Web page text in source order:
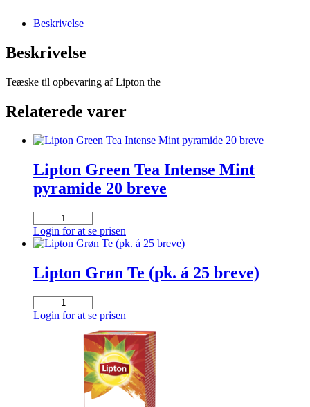
Beskrivelse
Beskrivelse
Teæske til opbevaring af Lipton the
Relaterede varer
Lipton Green Tea Intense Mint
pyramide 20 breve
Green
Tea
Mint
pyramide
antal
Login for at se prisen
Lipton Grøn Te (pk. á 25 breve)
Grøn
Login for at se prisen